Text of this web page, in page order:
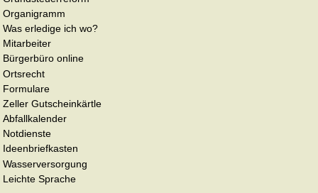
Organigramm
Was erledige ich wo?
Mitarbeiter
Bürgerbüro online
Ortsrecht
Formulare
Zeller Gutscheinkärtle
Abfallkalender
Notdienste
Ideenbriefkasten
Wasserversorgung
Leichte Sprache